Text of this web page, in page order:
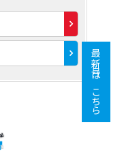
最新号はこちら